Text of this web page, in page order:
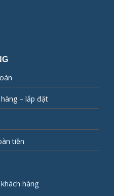
– lắp đặt
tiền
hàng